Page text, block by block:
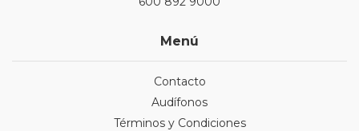
Menú
Contacto
Audífonos
Términos y Condiciones